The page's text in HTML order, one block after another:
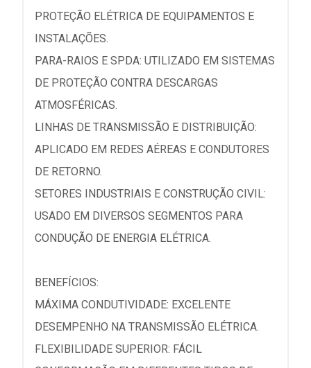
PROTEÇÃO ELÉTRICA DE EQUIPAMENTOS E
INSTALAÇÕES.
PARA-RAIOS E SPDA: UTILIZADO EM SISTEMAS
DE PROTEÇÃO CONTRA DESCARGAS
ATMOSFÉRICAS.
LINHAS DE TRANSMISSÃO E DISTRIBUIÇÃO:
APLICADO EM REDES AÉREAS E CONDUTORES
DE RETORNO.
SETORES INDUSTRIAIS E CONSTRUÇÃO CIVIL:
USADO EM DIVERSOS SEGMENTOS PARA
CONDUÇÃO DE ENERGIA ELÉTRICA.
BENEFÍCIOS:
MÁXIMA CONDUTIVIDADE: EXCELENTE
DESEMPENHO NA TRANSMISSÃO ELÉTRICA.
FLEXIBILIDADE SUPERIOR: FÁCIL